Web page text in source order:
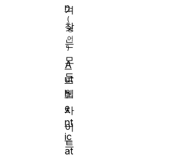
겨
찾
는
모
든
웹
사
이
트
n
A
ut
h
e
nt
ic
at